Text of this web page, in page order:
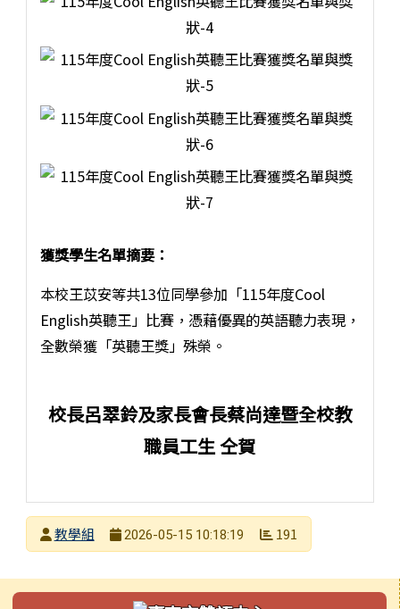
獲獎學生名單摘要：
本校王苡安等共13位同學參加「115年度Cool
English英聽王」比賽，憑藉優異的英語聽力表現，
全數榮獲「英聽王獎」殊榮。
校長呂翠鈴及家長會長蔡尚達暨全校教
職員工生 仝賀
發布者
教學組
2026-05-15 10:18:19 191